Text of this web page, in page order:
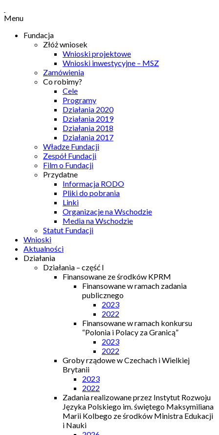
Menu
Fundacja
Złóż wniosek
Wnioski projektowe
Wnioski inwestycyjne – MSZ
Zamówienia
Co robimy?
Cele
Programy
Działania 2020
Działania 2019
Działania 2018
Działania 2017
Władze Fundacji
Zespół Fundacji
Film o Fundacji
Przydatne
Informacja RODO
Pliki do pobrania
Linki
Organizacje na Wschodzie
Media na Wschodzie
Statut Fundacji
Wnioski
Aktualności
Działania
Działania – część I
Finansowane ze środków KPRM
Finansowane w ramach zadania
publicznego
2023
2022
Finansowane w ramach konkursu
“Polonia i Polacy za Granicą”
2023
2022
Groby rządowe w Czechach i Wielkiej
Brytanii
2023
2022
Zadania realizowane przez Instytut Rozwoju
Języka Polskiego im. świętego Maksymiliana
Marii Kolbego ze środków Ministra Edukacji
i Nauki